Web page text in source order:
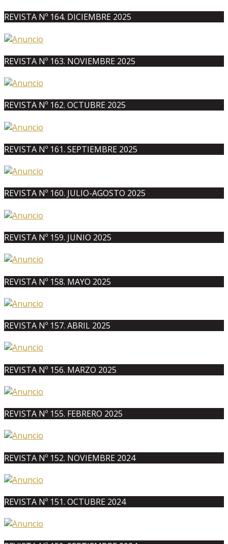
REVISTA Nº 164. DICIEMBRE 2025
REVISTA Nº 163. NOVIEMBRE 2025
REVISTA Nº 162. OCTUBRE 2025
REVISTA Nº 161. SEPTIEMBRE 2025
REVISTA Nº 160. JULIO-AGOSTO 2025
REVISTA Nº 159. JUNIO 2025
REVISTA Nº 158. MAYO 2025
REVISTA Nº 157. ABRIL 2025
REVISTA Nº 156. MARZO 2025
REVISTA Nº 155. FEBRERO 2025
REVISTA Nº 152. NOVIEMBRE 2024
REVISTA Nº 151. OCTUBRE 2024